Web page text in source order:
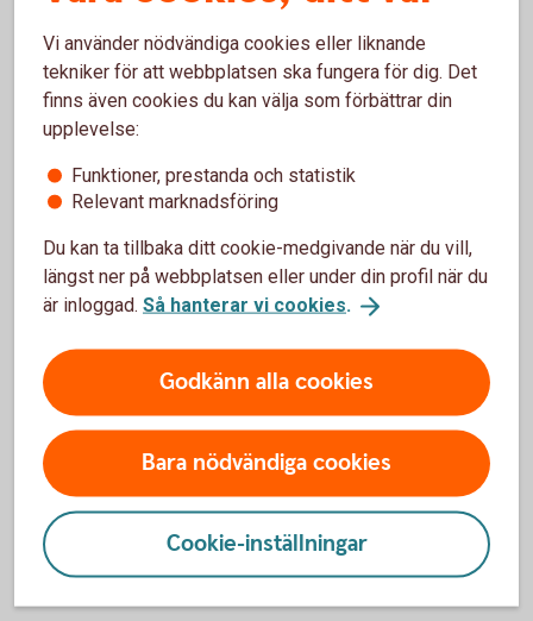
Tips och inspiration för dig som
skog- och lantbrukare
Farmer getting into a tractor.
Täckdikning
Rätt dränering kan ge jämnare skördar, bättre bärighet och
starkare lönsamhet över tid. Läs mer om varför täckdikning
är en smart investering och hur vi kan hjälpa dig vidare.
Täckdikning – en nyckel till ökad
Vi använder nödvändiga cookies eller liknande
tekniker för att webbplatsen ska fungera för dig. Det
finns även cookies du kan välja som förbättrar din
upplevelse:
Funktioner, prestanda och statistik
Relevant marknadsföring
Du kan ta tillbaka ditt cookie-medgivande när du vill,
längst ner på webbplatsen eller under din profil när du
är inloggad. Så hanterar vi cookies.
Godkänn alla cookies
Bara nödvändiga cookies
Cookie-inställningar